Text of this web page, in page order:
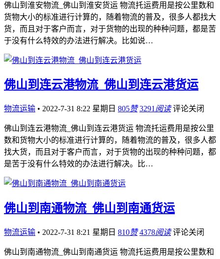
佛山到淮安物流_佛山到淮安货运 物流托运费用是按公里数和
货物大小的标准进行计算的，随着物流的普及，很多人都找大
货，而且对于客户而言，对于货物的出现的种种问题，都是苦
于没有什么特效的办法进行解决。比如说…
佛山到连云港物流_佛山到连云港货运
物流运输 • 2022-7-31 8:22 星期日 805赞 3291 阅读 评论关闭
佛山到连云港物流_佛山到连云港货运 物流托运费用是按公里
数和货物大小的标准进行计算的，随着物流的普及，很多人都
找大货，而且对于客户而言，对于货物的出现的种种问题，都
是苦于没有什么特效的办法进行解决。比…
佛山到南通物流_佛山到南通货运
物流运输 • 2022-7-31 8:21 星期日 810赞 4378阅读 评论关闭
佛山到南通物流_佛山到南通货运 物流托运费用是按公里数和